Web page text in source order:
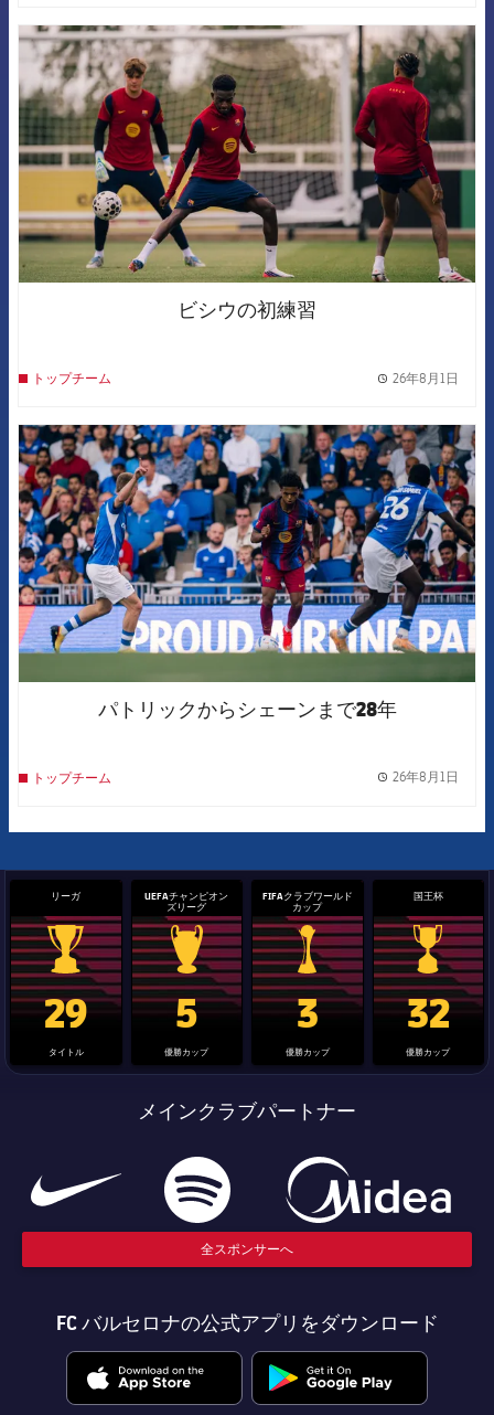
FCB Barcelona badge
ビシウの初練習
トップチーム 26年8月1日
FCB Barcelona badge
パトリックからシェーンまで28年
トップチーム 26年8月1日
リーガ
La Liga trophy
29
タイトル
UEFAチャンピオン
ズリーグ
Champions League trophy
5
優勝カップ
FIFAクラブワールド
カップ
label.aria.clubworldcup
3
優勝カップ
国王杯
国王杯
32
優勝カップ
メインクラブパートナー
全スポンサーへ
FC バルセロナの公式アプリをダウンロード